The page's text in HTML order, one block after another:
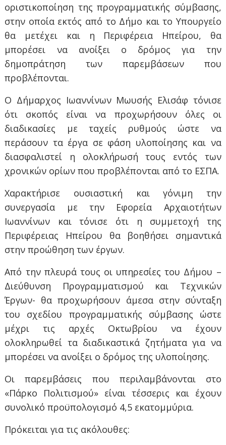
οριστικοποίηση της προγραμματικής σύμβασης,
στην οποία εκτός από το Δήμο και το Υπουργείο
θα μετέχει και η Περιφέρεια Ηπείρου, θα
μπορέσει να ανοίξει ο δρόμος για την
δημοπράτηση των παρεμβάσεων που
προβλέπονται.
Ο Δήμαρχος Ιωαννίνων Μωυσής Ελισάφ τόνισε
ότι σκοπός είναι να προχωρήσουν όλες οι
διαδικασίες με ταχείς ρυθμούς ώστε να
περάσουν τα έργα σε φάση υλοποίησης και να
διασφαλιστεί η ολοκλήρωσή τους εντός των
χρονικών ορίων που προβλέπονται από το ΕΣΠΑ.
Χαρακτήρισε ουσιαστική και γόνιμη την
συνεργασία με την Εφορεία Αρχαιοτήτων
Ιωαννίνων και τόνισε ότι η συμμετοχή της
Περιφέρειας Ηπείρου θα βοηθήσει σημαντικά
στην προώθηση των έργων.
Από την πλευρά τους οι υπηρεσίες του Δήμου –
Διεύθυνση Προγραμματισμού και Τεχνικών
Έργων- θα προχωρήσουν άμεσα στην σύνταξη
του σχεδίου προγραμματικής σύμβασης ώστε
μέχρι τις αρχές Οκτωβρίου να έχουν
ολοκληρωθεί τα διαδικαστικά ζητήματα για να
μπορέσει να ανοίξει ο δρόμος της υλοποίησης.
Οι παρεμβάσεις που περιλαμβάνονται στο
«Πάρκο Πολιτισμού» είναι τέσσερις και έχουν
συνολικό προϋπολογισμό 4,5 εκατομμύρια.
Πρόκειται για τις ακόλουθες: